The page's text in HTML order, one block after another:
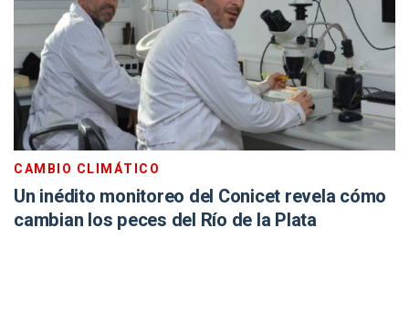
CAMBIO CLIMÁTICO
Un inédito monitoreo del Conicet revela cómo
cambian los peces del Río de la Plata